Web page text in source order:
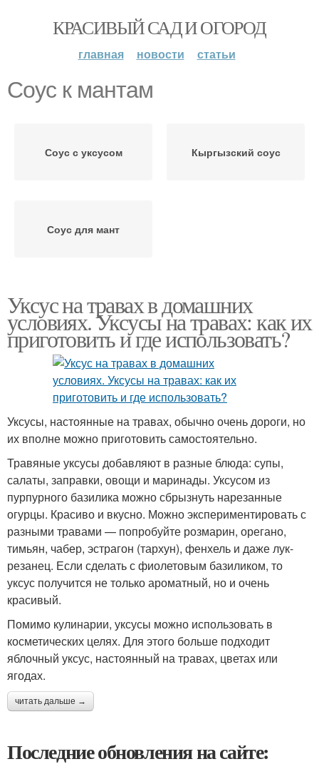
КРАСИВЫЙ САД И ОГОРОД
главная новости статьи
Соус к мантам
Соус с уксусом Кыргызский соус
Соус для мант
Уксус на травах в домашних
условиях. Уксусы на травах: как их
приготовить и где использовать?
Уксусы, настоянные на травах, обычно очень дороги, но
их вполне можно приготовить самостоятельно.
Травяные уксусы добавляют в разные блюда: супы,
салаты, заправки, овощи и маринады. Уксусом из
пурпурного базилика можно сбрызнуть нарезанные
огурцы. Красиво и вкусно. Можно экспериментировать с
разными травами — попробуйте розмарин, орегано,
тимьян, чабер, эстрагон (тархун), фенхель и даже лук-
резанец. Если сделать с фиолетовым базиликом, то
уксус получится не только ароматный, но и очень
красивый.
Помимо кулинарии, уксусы можно использовать в
косметических целях. Для этого больше подходит
яблочный уксус, настоянный на травах, цветах или
ягодах.
читать дальше →
Последние обновления на сайте: